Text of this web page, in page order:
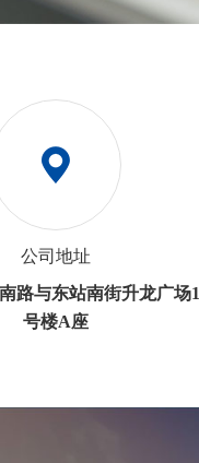
公司地址
路与东站南街升龙广场1
号楼A座